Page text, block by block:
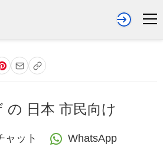
の 日本 市民向け
ャット WhatsApp